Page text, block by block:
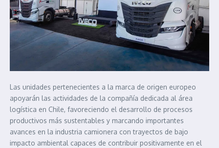
Las unidades pertenecientes a la marca de origen europeo
apoyarán las actividades de la compañía dedicada al área
logística en Chile, favoreciendo el desarrollo de procesos
productivos más sustentables y marcando importantes
avances en la industria camionera con trayectos de bajo
impacto ambiental capaces de contribuir positivamente en el